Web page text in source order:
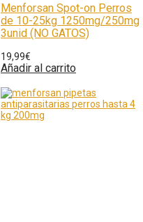
Menforsan Spot-on Perros
de 10-25kg 1250mg/250mg
3unid (NO GATOS)
19,99€
Añadir al carrito